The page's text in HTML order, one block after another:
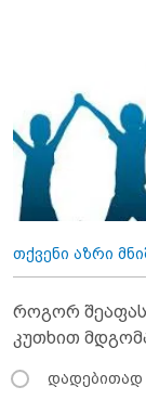
თქვენი აზრი
როგორ
კუთხით
დადებითად